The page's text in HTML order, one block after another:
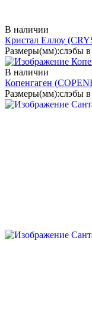
В наличии
Кристал Еллоу
Размеры(мм):слэбы
В наличии
Копенгаген
Размеры(мм):слэбы